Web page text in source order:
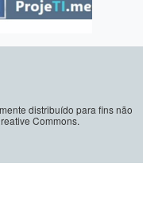
distribuído para fins não
Commons.